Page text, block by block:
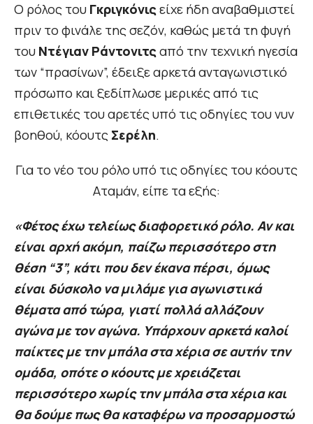
Ο ρόλος του Γκριγκόνις είχε ήδη αναβαθμιστεί
πριν το φινάλε της σεζόν, καθώς μετά τη φυγή
του Ντέγιαν Ράντονιτς από την τεχνική ηγεσία
των “πρασίνων”, έδειξε αρκετά ανταγωνιστικό
πρόσωπο και ξεδίπλωσε μερικές από τις
επιθετικές του αρετές υπό τις οδηγίες του νυν
βοηθού, κόουτς Σερέλη.
Για το νέο του ρόλο υπό τις οδηγίες του κόουτς
Αταμάν, είπε τα εξής:
«Φέτος έχω τελείως διαφορετικό ρόλο. Αν και
είναι αρχή ακόμη, παίζω περισσότερο στη
θέση “3”, κάτι που δεν έκανα πέρσι, όμως
είναι δύσκολο να μιλάμε για αγωνιστικά
θέματα από τώρα, γιατί πολλά αλλάζουν
αγώνα με τον αγώνα. Υπάρχουν αρκετά καλοί
παίκτες με την μπάλα στα χέρια σε αυτήν την
ομάδα, οπότε ο κόουτς με χρειάζεται
περισσότερο χωρίς την μπάλα στα χέρια και
θα δούμε πως θα καταφέρω να προσαρμοστώ